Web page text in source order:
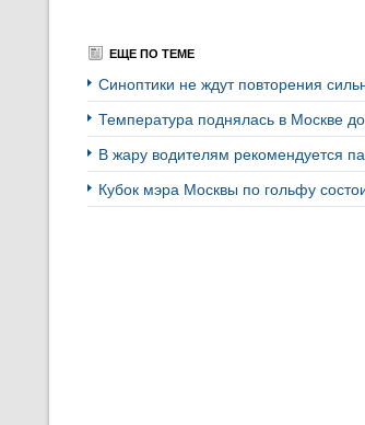
ЕЩЕ ПО ТЕМЕ
Синоптики не ждут повторения
Температура поднялась в Москве
В жару водителям рекомендуется
Кубок мэра Москвы по гольфу